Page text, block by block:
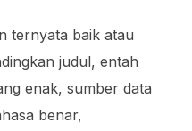
ternyata baik atau
judul, entah
enak, sumber data
benar,